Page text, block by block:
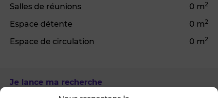
Salles de réunions 0 m2
Espace détente 0 m2
Espace de circulation 0 m2
Je lance ma recherche